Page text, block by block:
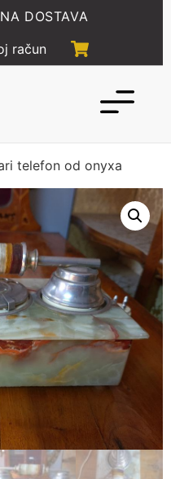
DOSTAVA
račun
telefon od onyxa